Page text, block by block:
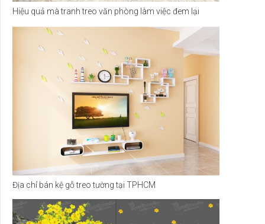
Hiệu quả mà tranh treo văn phòng làm việc đem lại
Địa chỉ bán kệ gỗ treo tường tại TPHCM